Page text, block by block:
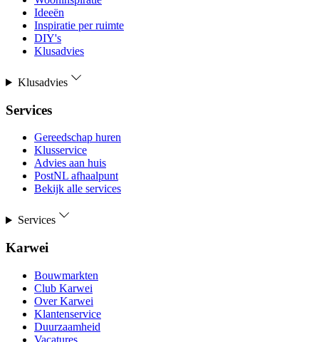
Ideeën
Inspiratie per ruimte
DIY's
Klusadvies
Klusadvies
Services
Gereedschap huren
Klusservice
Advies aan huis
PostNL afhaalpunt
Bekijk alle services
Services
Karwei
Bouwmarkten
Club Karwei
Over Karwei
Klantenservice
Duurzaamheid
Vacatures